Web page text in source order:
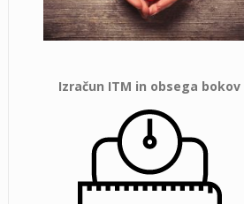
Izračun ITM in obsega bokov